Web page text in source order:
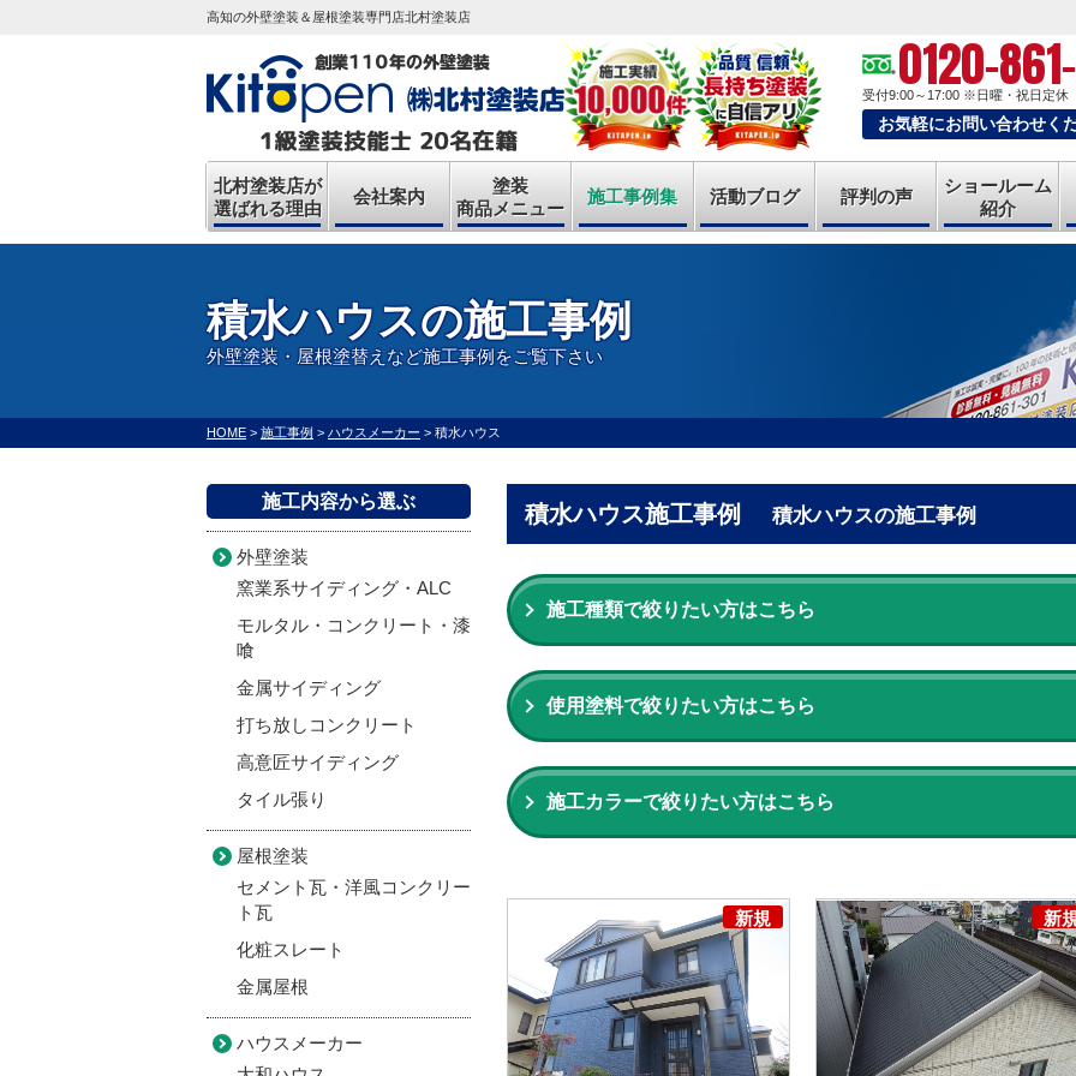
高知の外壁塗装＆屋根塗装専門店北村塗装店
0120-
受付9:00～17:00 ※日曜・祝日定休
お気軽にお問い合わせく
北村塗装店が
選ばれる理由
会社案内
塗装
商品メニュー
施工事例集 活動ブログ 評判の声
ショールーム
紹介
積水ハウスの施工事例
外壁塗装・屋根塗替えなど施工事例をご覧下さい
HOME > 施工事例 > ハウスメーカー > 積水ハウス
積水ハウス施工事例 積水ハウスの施工事例
施工種類で絞りたい方はこちら
使用塗料で絞りたい方はこちら
施工カラーで絞りたい方はこちら
新規 新
施工内容から選ぶ
外壁塗装
窯業系サイディング・ALC
モルタル・コンクリート・漆
喰
金属サイディング
打ち放しコンクリート
高意匠サイディング
タイル張り
屋根塗装
セメント瓦・洋風コンクリー
ト瓦
化粧スレート
金属屋根
ハウスメーカー